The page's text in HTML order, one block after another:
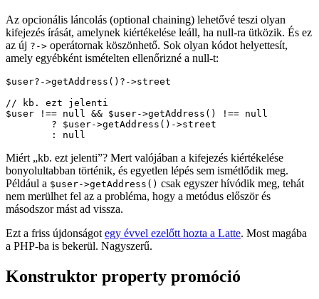
Az opcionális láncolás (optional chaining) lehetővé teszi olyan
kifejezés írását, amelynek kiértékelése leáll, ha null-ra ütközik. És ez
az új ?-> operátornak köszönhető. Sok olyan kódot helyettesít,
amely egyébként ismételten ellenőrizné a null-t:
$user?->getAddress()?->street
// kb. ezt jelenti
$user !== null && $user->getAddress() !== null
Miért „kb. ezt jelenti”? Mert valójában a kifejezés kiértékelése
bonyolultabban történik, és egyetlen lépés sem ismétlődik meg.
Például a $user->getAddress() csak egyszer hívódik meg, tehát
nem merülhet fel az a probléma, hogy a metódus először és
másodszor mást ad vissza.
Ezt a friss újdonságot egy évvel ezelőtt hozta a Latte. Most magába
a PHP-ba is bekerül. Nagyszerű.
Konstruktor property promóció